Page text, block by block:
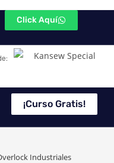
Click Aquí
¡Curso Gratis!
Industriales